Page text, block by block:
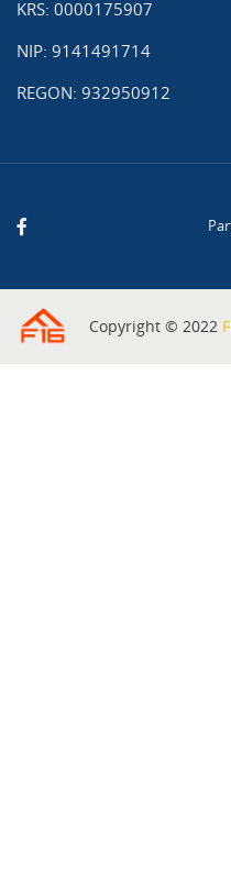
KRS: 0000175907
NIP: 9141491714
REGON: 932950912
Copyright © 2022